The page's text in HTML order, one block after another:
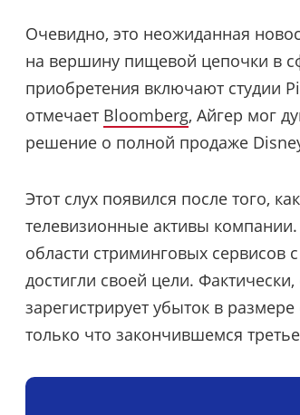
Очевидно, это неожиданная
на вершину пищевой цепочки в
приобретения включают студии
отмечает Bloomberg, Айгер мог
решение о полной продаже
Этот слух появился после того,
телевизионные активы
области стриминговых сервисов
достигли своей цели.
зарегистрирует убыток в
только что закончившемся